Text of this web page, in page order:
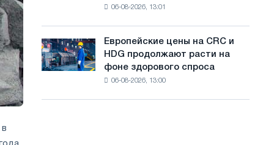
роста
цен
режущую
машину
06-08-2026, 13:01
Европейские
цены
на
Европейские цены на CRC и
HDG продолжают расти на
фоне здорового спроса
06-08-2026, 13:00